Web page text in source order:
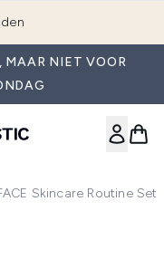
MAAR NIET VOOR
Skincare Routine Set